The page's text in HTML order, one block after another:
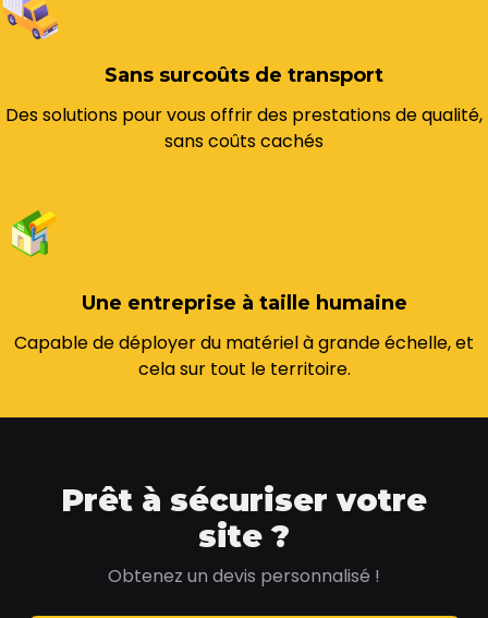
Sans surcoûts de transport
Des solutions pour vous offrir des prestations de qualité,
sans coûts cachés
Une entreprise à taille humaine
Capable de déployer du matériel à grande échelle, et
cela sur tout le territoire.
Prêt à sécuriser votre
site ?
Obtenez un devis personnalisé !